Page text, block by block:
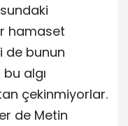
hamaset
de bunun
algı
çekinmiyorlar.
de Metin